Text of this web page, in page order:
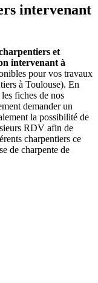
intervenant
et
intervenant à
pour vos travaux
à Toulouse). En
fiches de nos
demander un
la possibilité de
RDV afin de
charpentiers ce
de charpente de